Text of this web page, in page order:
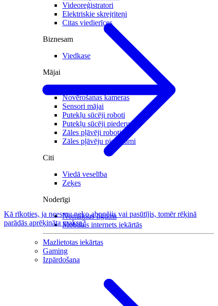
Videoreģistratori
Elektriskie skrejriteņi
Citas viedierīces
Biznesam
Viedkase
Mājai
Novērošanas kameras
Sensori mājai
Putekļu sūcēji roboti
Putekļu sūcēji piederumi
Zāles pļāvēji roboti
Zāles pļāvēju piederumi
Citi
Viedā veselība
Zeķes
Noderīgi
Nomaksas līgums
Mobilais internets iekārtās
Mazlietotas iekārtas
Gaming
Izpārdošana
Kā rīkoties, ja neesmu neko abonējis vai pasūtījis, tomēr rēķinā
parādās aprēķināta maksa?